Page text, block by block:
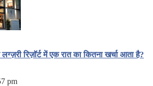
रिज़ॉर्ट में एक रात का कितना खर्चा आता है?
pm